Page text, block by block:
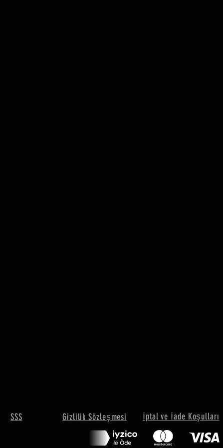
SSS Gizlilik Sözleşmesi İptal ve İade Koşulları